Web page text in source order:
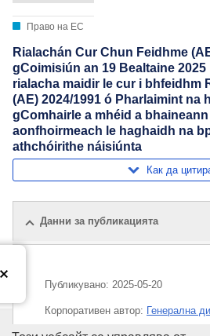
Право на ЕС
Rialachán Cur Chun Feidhme
gCoimisiún an 19 Bealtaine
rialacha maidir le cur i bhfeidhm
(AE) 2024/1991 ó Pharlaimint na
gComhairle a mhéid a bhaineann
aonfhoirmeach le haghaidh na
athchóirithe náisiúnta
Как да
Данни за публикацията
Публикувано: 2025-05-20
Корпоративен aвтор: Генерална
среда“ (